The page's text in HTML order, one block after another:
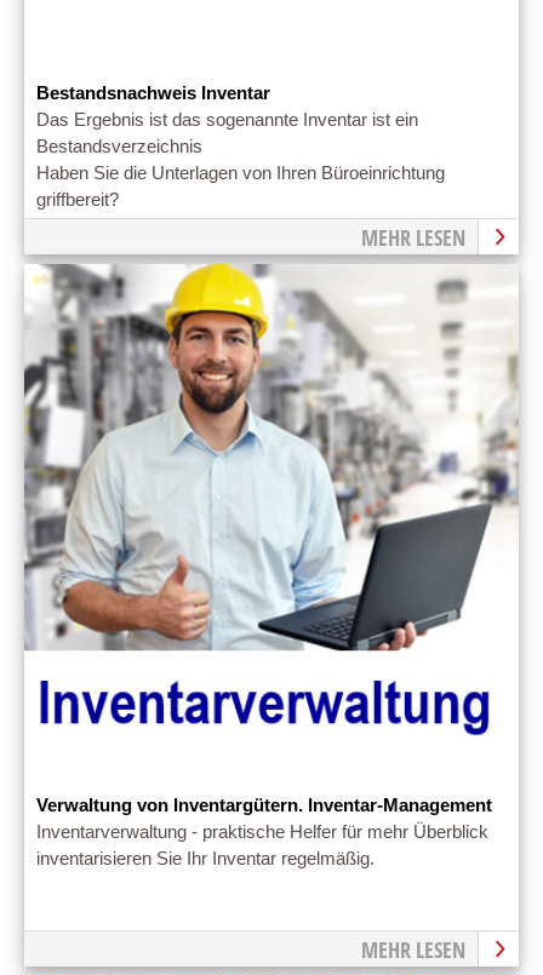
Bestandsnachweis Inventar
Das Ergebnis ist das sogenannte Inventar ist ein
Bestandsverzeichnis
Haben Sie die Unterlagen von Ihren Büroeinrichtung
griffbereit?
MEHR LESEN
Verwaltung von Inventargütern. Inventar-Management
Inventarverwaltung - praktische Helfer für mehr Überblick
inventarisieren Sie Ihr Inventar regelmäßig.
MEHR LESEN